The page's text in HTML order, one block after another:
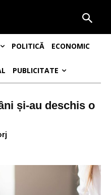
POLITICĂ ECONOMIC
PUBLICITATE
și-au deschis o